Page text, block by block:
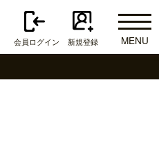
会員ログイン 新規登録
MENU